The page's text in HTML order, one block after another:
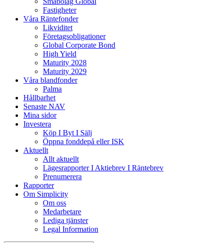
Fastigheter
Våra Räntefonder
Likviditet
Företagsobligationer
Global Corporate Bond
High Yield
Maturity 2028
Maturity 2029
Våra blandfonder
Palma
Hållbarhet
Senaste NAV
Mina sidor
Investera
Köp I Byt I Sälj
Öppna fonddepå eller ISK
Aktuellt
Allt aktuellt
Lägesrapporter I Aktiebrev I Räntebrev
Prenumerera
Rapporter
Om Simplicity
Om oss
Medarbetare
Lediga tjänster
Legal Information